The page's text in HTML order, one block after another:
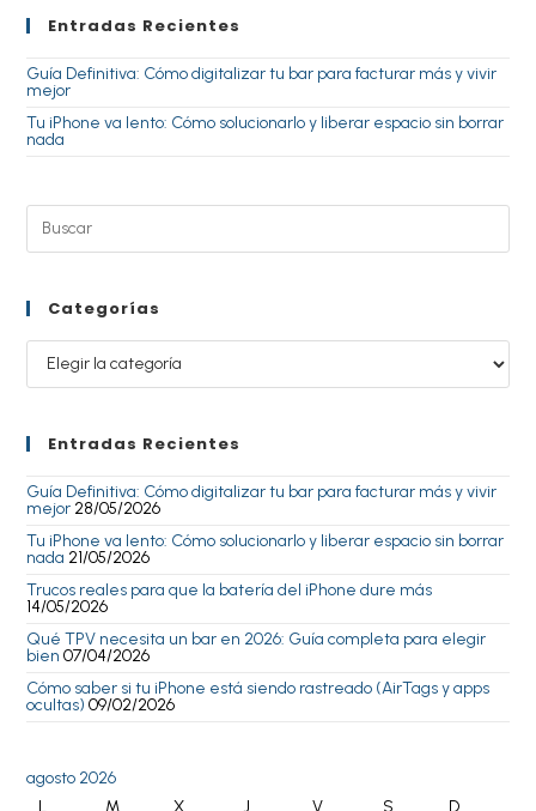
Entradas Recientes
Guía Definitiva: Cómo digitalizar tu bar para facturar más y vivir
mejor
Tu iPhone va lento: Cómo solucionarlo y liberar espacio sin borrar
nada
Categorías
Entradas Recientes
Guía Definitiva: Cómo digitalizar tu bar para facturar más y vivir
mejor 28/05/2026
Tu iPhone va lento: Cómo solucionarlo y liberar espacio sin borrar
nada 21/05/2026
Trucos reales para que la batería del iPhone dure más
14/05/2026
Qué TPV necesita un bar en 2026: Guía completa para elegir
bien 07/04/2026
Cómo saber si tu iPhone está siendo rastreado (AirTags y apps
ocultas) 09/02/2026
agosto 2026
L
M X J V S D